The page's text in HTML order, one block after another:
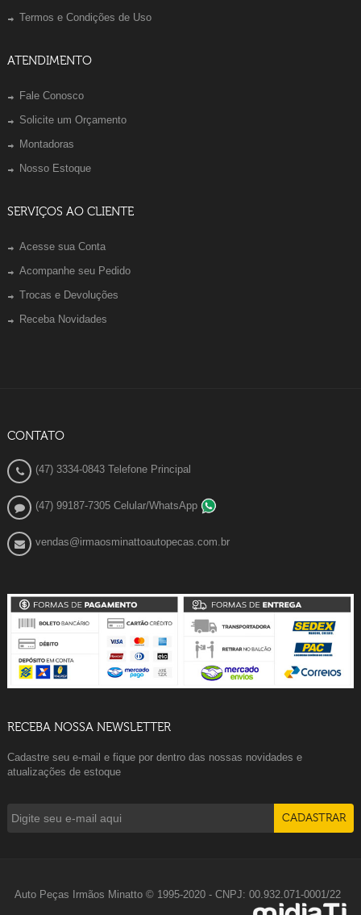
Termos e Condições de Uso
ATENDIMENTO
Fale Conosco
Solicite um Orçamento
Montadoras
Nosso Estoque
SERVIÇOS AO CLIENTE
Acesse sua Conta
Acompanhe seu Pedido
Trocas e Devoluções
Receba Novidades
CONTATO
(47) 3334-0843 Telefone Principal
(47) 99187-7305 Celular/WhatsApp
vendas@irmaosminattoautopecas.com.br
RECEBA NOSSA NEWSLETTER
Cadastre seu e-mail e fique por dentro das nossas novidades e
atualizações de estoque
Auto Peças Irmãos Minatto © 1995-2020 - CNPJ: 00.932.071-0001/22